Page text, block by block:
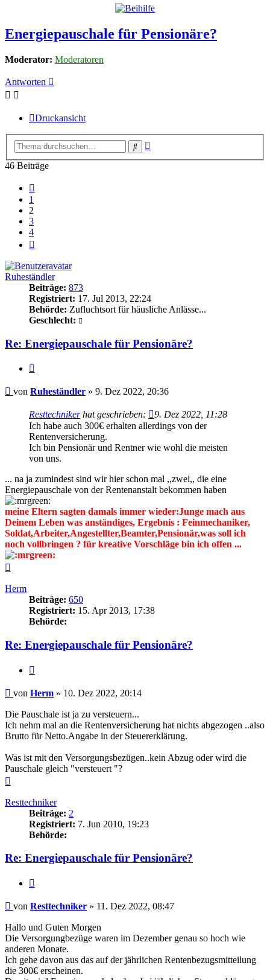
Energiepauschale für Pensionäre?
Moderator: Moderatoren
Antworten
Druckansicht
Suche
46 Beiträge
1
2
3
4
Ruheständler
Beiträge: 873
Registriert: 17. Jul 2013, 22:24
Behörde: Zufluchtsort für häusliche Anlässe...
Geschlecht:
Re: Energiepauschale für Pensionäre?
Beitrag
von Ruheständler » 9. Dez 2022, 20:36
Resttechnikerhat geschrieben:
9. Dez 2022, 11:28
Ich habe auch 300€ erhalten allerdings von der
Rentenversicherung.
Ich bin Pensionär und Rentner wie wohl die meisten
von uns.
... na ja zumindest sind wir hier schon mal ,,zwei,, die eine
Energiepauschale von der Rentenanstalt bekommen haben
meine Eltern sagten damals immer wieder:Junge mach aus
Deinem Leben was anständiges, Ergebnis : Feinmechaniker,
Soldat,Arbeiter,Angestellter,Beamter,Pensionär,was soll ich
noch vollbringen ? für kreative Vorschläge bin ich offen ...
Herm
Beiträge: 650
Registriert: 15. Apr 2013, 17:38
Behörde:
Re: Energiepauschale für Pensionäre?
Beitrag
von Herm » 10. Dez 2022, 20:14
Die Pauschale ist ja zu versteuern...
Ich nehm mal an die Rentenversicherung hat nichts abgezogen ..also
Brutto für Netto.Angabe in der Steuererklärung.
Was ist mit den Versorgungsbezügen..kein Abzug oder wird die
Pauschale gleich "versteuert "?
Resttechniker
Beiträge: 2
Registriert: 7. Jun 2010, 19:23
Behörde:
Re: Energiepauschale für Pensionäre?
Beitrag
von Resttechniker » 11. Dez 2022, 08:47
Hallo und Guten Morgen
Die Versorgungbezüge waren im Dezember genau so hoch wie
anderen Monate.
Ich gehe davon aus das auf der jährlichen Rentenbezugsmitteilung
die 300€ erscheinen.